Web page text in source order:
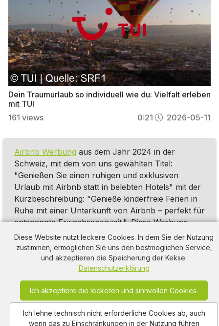
Diese Website nutzt leckere Cookies. In dem Sie der Nutzung
zustimmen, ermöglichen Sie uns den bestmöglichen Service,
und akzeptieren die Speicherung der Kekse.
Datenschutzerklärung
Ich akzeptiere die leckeren und sinnvollen Cookies.
Ich lehne technisch nicht erforderliche Cookies ab, auch
wenn das zu Einschränkungen in der Nutzung führen
Dein Traumurlaub so individuell wie du: Vielfalt erleben
mit TUI
161 views 0:21 2026-05-11
Airbnb Werbung aus dem Jahr 2024 in der
Schweiz, mit dem von uns gewählten Titel:
"Genießen Sie einen ruhigen und exklusiven
Urlaub mit Airbnb statt in belebten Hotels" mit der
Kurzbeschreibung: "Genieße kinderfreie Ferien in
Ruhe mit einer Unterkunft von Airbnb – perfekt für
entspannte Erwachsenenzeit.". Diese Werbung
thematisiert oder beinhaltet die Kategorie/nHotel,
Urlaub Reisen,Ferienhaus-Ferienwohnung,Pool
Schwimmbad